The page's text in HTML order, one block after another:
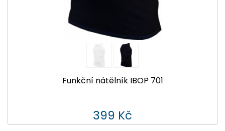
Funkční nátělník IBOP 701
399 Kč